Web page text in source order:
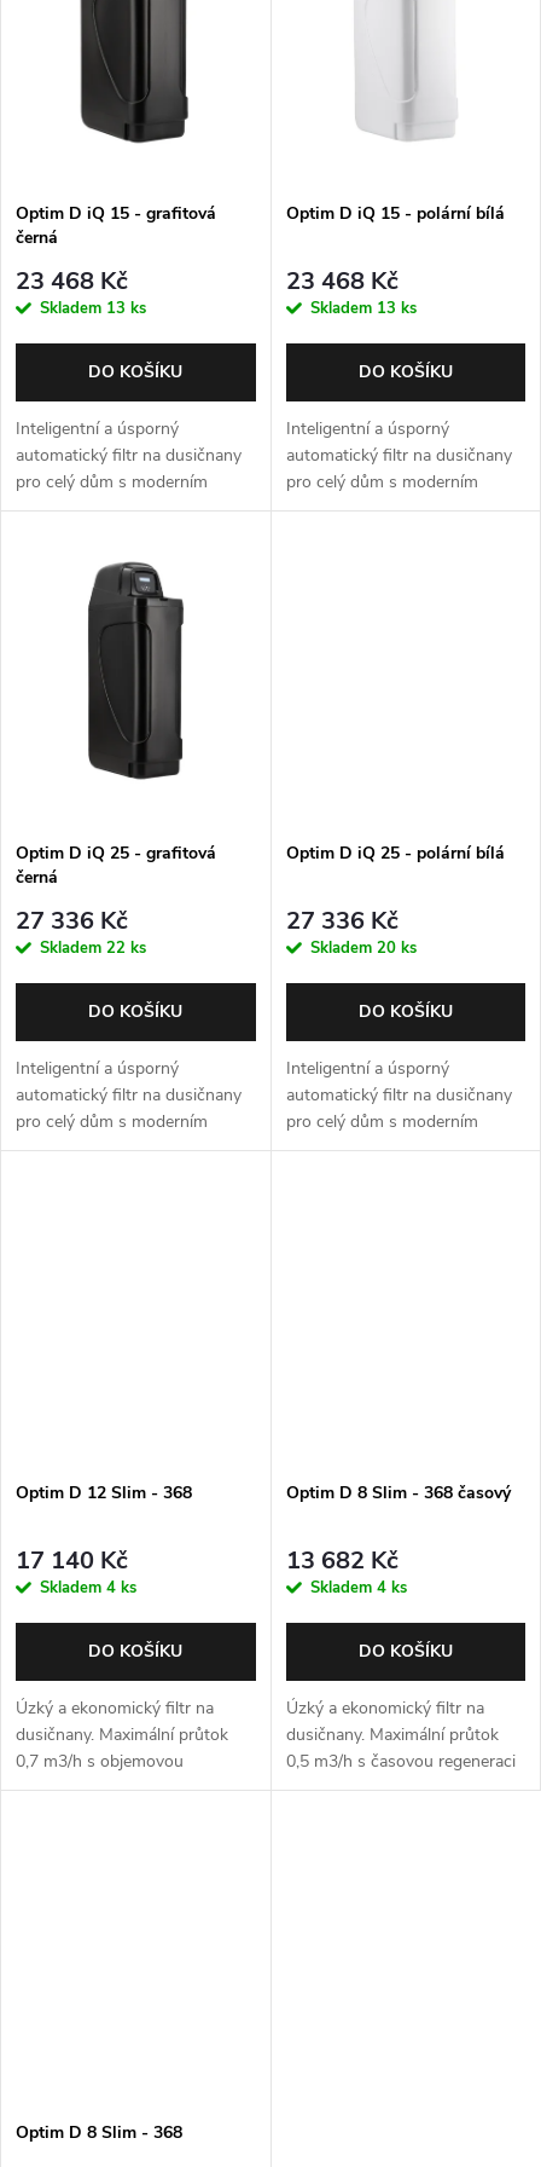
r
o
d
u
k
p
r
o
u
k
Optim D iQ 15 - grafitová
černá
23 468 Kč
Skladem 13 ks
DO KOŠÍKU
Inteligentní a úsporný
automatický filtr na dusičnany
pro celý dům s moderním
řídícím ventilem Autotrol 255
Barva - grafitová černá. Záruka
Optim D iQ 15 - polární bílá
23 468 Kč
Skladem 13 ks
DO KOŠÍKU
Inteligentní a úsporný
automatický filtr na dusičnany
pro celý dům s moderním
řídícím ventilem Autotrol 255
Optim D iQ 25 - grafitová
černá
27 336 Kč
Skladem 22 ks
DO KOŠÍKU
Inteligentní a úsporný
automatický filtr na dusičnany
pro celý dům s moderním
řídícím ventilem Autotrol 255
Optim D iQ 25 - polární bílá
27 336 Kč
Skladem 20 ks
DO KOŠÍKU
Inteligentní a úsporný
automatický filtr na dusičnany
pro celý dům s moderním
řídícím ventilem Autotrol 255
Optim D 12 Slim - 368
17 140 Kč
Skladem 4 ks
DO KOŠÍKU
Úzký a ekonomický filtr na
dusičnany. Maximální průtok
0,7 m3/h s objemovou
regeneraci
Optim D 8 Slim - 368 časový
13 682 Kč
Skladem 4 ks
DO KOŠÍKU
Úzký a ekonomický filtr na
dusičnany. Maximální průtok
0,5 m3/h s časovou regeneraci
Optim D 8 Slim - 368